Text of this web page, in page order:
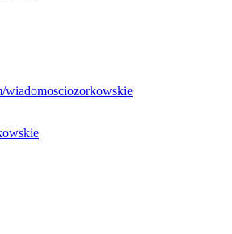
wiadomosciozorkowskie